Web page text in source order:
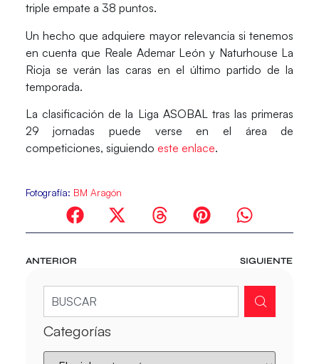
triple empate a 38 puntos.
Un hecho que adquiere mayor relevancia si tenemos
en cuenta que Reale Ademar León y Naturhouse La
Rioja se verán las caras en el último partido de la
temporada.
La clasificación de la Liga ASOBAL tras las primeras
29 jornadas puede verse en el área de
competiciones, siguiendo este enlace.
Fotografía: BM Aragón
ANTERIOR SIGUIENTE
Categorías